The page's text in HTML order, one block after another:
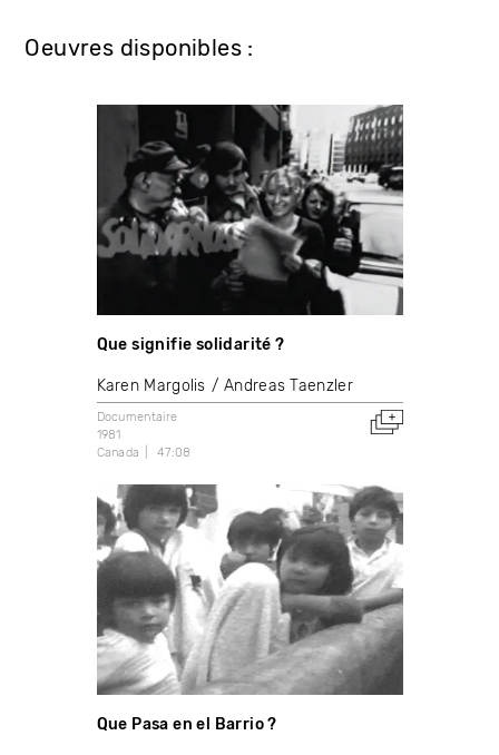
Oeuvres disponibles :
Que signifie solidarité ?
Karen Margolis Andreas Taenzler
Documentaire
1981
Canada
47:08
Que Pasa en el Barrio ?